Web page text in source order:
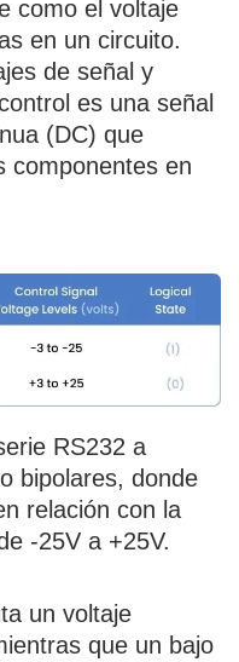
como el voltaje
en un circuito.
de señal y
es una señal
(DC) que
componentes en
RS232 a
bipolares, donde
relación con la
-25V a +25V.
un voltaje
que un bajo